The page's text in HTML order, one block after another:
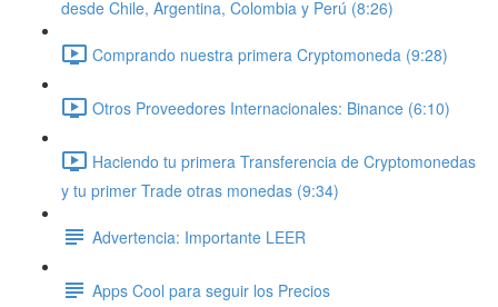
desde Chile, Argentina, Colombia y Perú (8:26)
Comprando nuestra primera Cryptomoneda (9:28)
Otros Proveedores Internacionales: Binance (6:10)
Haciendo tu primera Transferencia de Cryptomonedas
y tu primer Trade otras monedas (9:34)
Advertencia: Importante LEER
Apps Cool para seguir los Precios